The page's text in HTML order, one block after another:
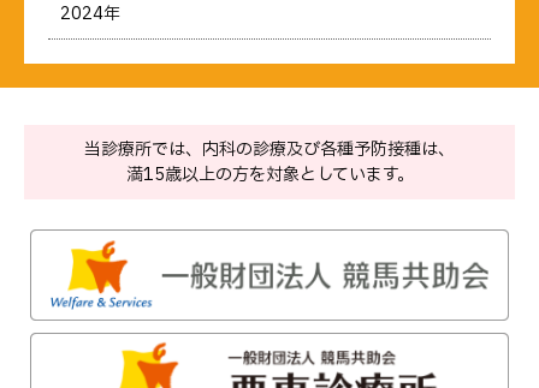
2024年
当診療所では、内科の診療及び各種予防接種は、
満15歳以上の方を対象としています。